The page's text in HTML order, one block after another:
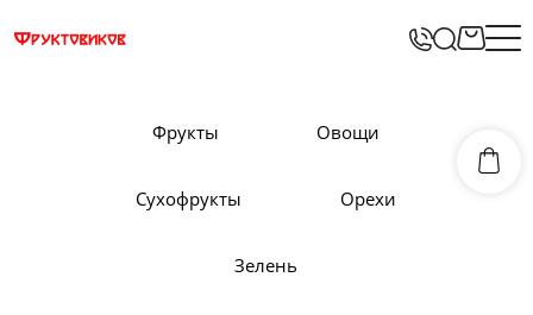
Фрукты Овощи
Сухофрукты Орехи
Зелень